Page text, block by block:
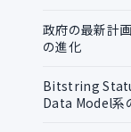
政府の最新計
の進化
Bitstring
Data Model系